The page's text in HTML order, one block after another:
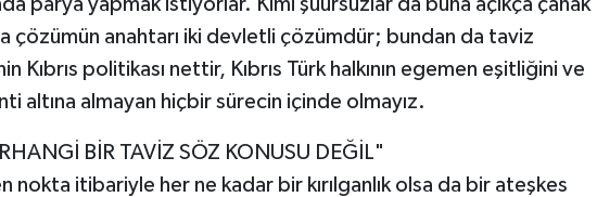
çözümün anahtarı iki devletli çözümdür; bundan da taviz
Kıbrıs politikası nettir, Kıbrıs Türk halkının egemen eşitliğini ve
altına almayan hiçbir sürecin içinde olmayız.
BİR TAVİZ SÖZ KONUSU DEĞİL"
nokta itibariyle her ne kadar bir kırılganlık olsa da bir ateşkes